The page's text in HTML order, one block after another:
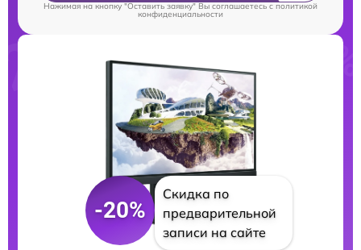
Нажимая на кнопку "Оставить заявку" Вы соглашаетесь cполитикой
конфиденциальности
-20%
Скидка по
предварительной
записи на сайте